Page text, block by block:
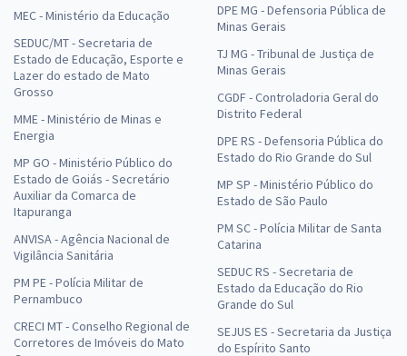
MEC - Ministério da Educação
SEDUC/MT - Secretaria de
Estado de Educação, Esporte e
Lazer do estado de Mato
Grosso
MME - Ministério de Minas e
Energia
MP GO - Ministério Público do
Estado de Goiás - Secretário
Auxiliar da Comarca de
Itapuranga
ANVISA - Agência Nacional de
Vigilância Sanitária
PM PE - Polícia Militar de
Pernambuco
CRECI MT - Conselho Regional de
Corretores de Imóveis do Mato
DPE MG - Defensoria Pública de
Minas Gerais
TJ MG - Tribunal de Justiça de
Minas Gerais
CGDF - Controladoria Geral do
Distrito Federal
DPE RS - Defensoria Pública do
Estado do Rio Grande do Sul
MP SP - Ministério Público do
Estado de São Paulo
PM SC - Polícia Militar de Santa
Catarina
SEDUC RS - Secretaria de
Estado da Educação do Rio
Grande do Sul
SEJUS ES - Secretaria da Justiça
do Espírito Santo